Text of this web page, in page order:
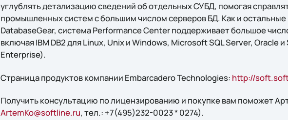
углублять детализацию сведений об отдельных СУБД, помогая
промышленных систем с большим числом серверов БД. Как и
DatabaseGear, система Performance Center поддерживает большое
включая IBM DB2 для Linux, Unix и Windows, Microsoft SQL Server, Oracle
Enterprise).
Страница продуктов компании Embarcadero Technologies: http://
Получить конcультацию по лицензированию и покупке вам поможет
ArtemKo@softline.ru, тел.: +7(495)232-0023 * 0274).